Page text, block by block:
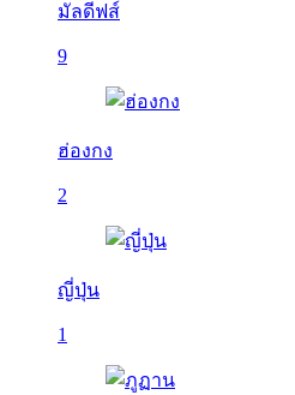
มัลดีฟส์
9
ฮ่องกง
2
ญี่ปุ่น
1